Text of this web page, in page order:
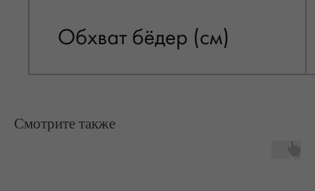
Смотрите также